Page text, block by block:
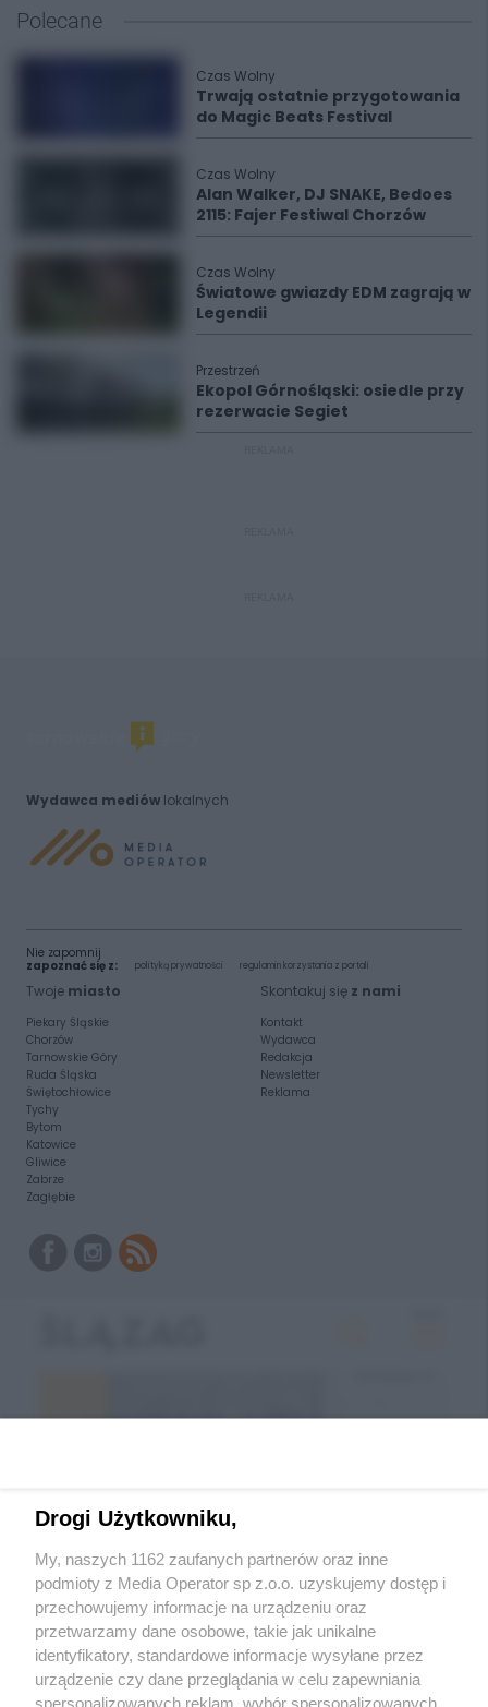
Polecane
Czas Wolny
Trwają ostatnie przygotowania
do Magic Beats Festival
Czas Wolny
Alan Walker, DJ SNAKE, Bedoes
2115: Fajer Festiwal Chorzów
Czas Wolny
Światowe gwiazdy EDM zagrają w
Legendii
Przestrzeń
Ekopol Górnośląski: osiedle przy
rezerwacie Segiet
Wydawca mediówlokalnych
Nie zapomnij
zapoznać się z:
polityką prywatności regulamin korzystania z portali
Twoje miasto
Piekary Śląskie
Chorzów
Tarnowskie Góry
Ruda Śląska
Świętochłowice
Tychy
Bytom
Katowice
Gliwice
Zabrze
Zagłębie
Skontakuj się z nami
Kontakt
Wydawca
Redakcja
Newsletter
Reklama
Wróć do strony głównej
ślązag.pl
Drogi Użytkowniku,
My, naszych 1162 zaufanych partnerów oraz inne
podmioty z Media Operator sp z.o.o. uzyskujemy dostęp i
przechowujemy informacje na urządzeniu oraz
przetwarzamy dane osobowe, takie jak unikalne
identyfikatory, standardowe informacje wysyłane przez
urządzenie czy dane przeglądania w celu zapewniania
spersonalizowanych reklam, wybór spersonalizowanych